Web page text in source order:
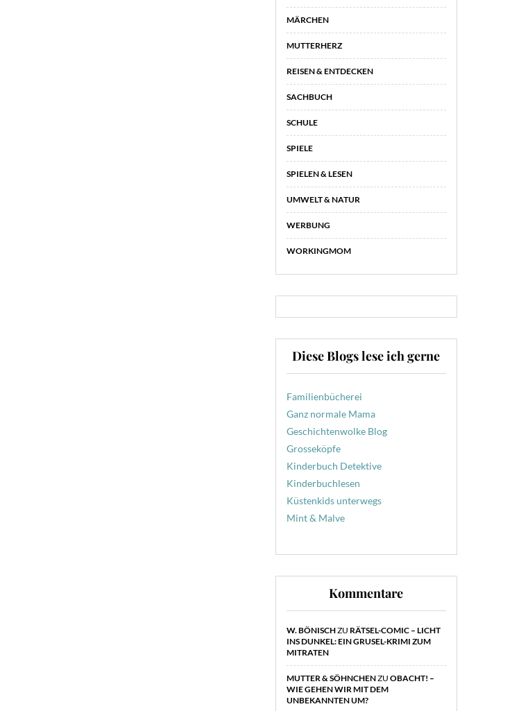
MÄRCHEN
MUTTERHERZ
REISEN & ENTDECKEN
SACHBUCH
SCHULE
SPIELE
SPIELEN & LESEN
UMWELT & NATUR
WERBUNG
WORKINGMOM
Diese Blogs lese ich gerne
Familienbücherei
Ganz normale Mama
Geschichtenwolke Blog
Grosseköpfe
Kinderbuch Detektive
Kinderbuchlesen
Küstenkids unterwegs
Mint & Malve
Kommentare
W. BÖNISCHZU RÄTSEL-COMIC – LICHT
INS DUNKEL: EIN GRUSEL-KRIMI ZUM
MITRATEN
MUTTER & SÖHNCHENZU OBACHT! –
WIE GEHEN WIR MIT DEM
UNBEKANNTEN UM?